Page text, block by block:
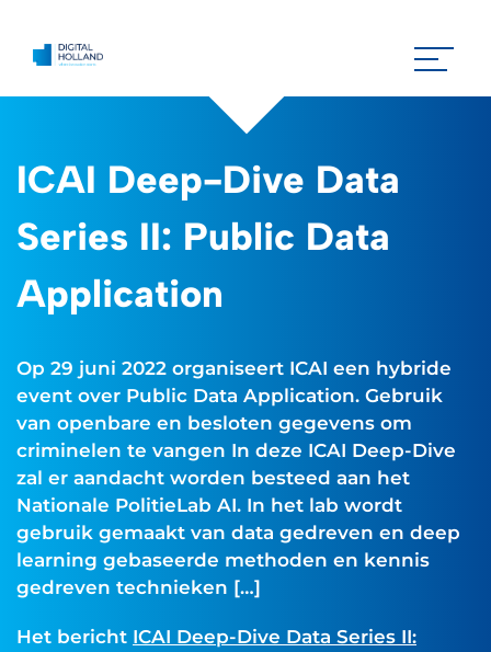
ICAI Deep-Dive Data
Series II: Public Data
Application
Op 29 juni 2022 organiseert ICAI een hybride
event over Public Data Application. Gebruik
van openbare en besloten gegevens om
criminelen te vangen In deze ICAI Deep-Dive
zal er aandacht worden besteed aan het
Nationale PolitieLab AI. In het lab wordt
gebruik gemaakt van data gedreven en deep
learning gebaseerde methoden en kennis
gedreven technieken […]
Het bericht ICAI Deep-Dive Data Series II: